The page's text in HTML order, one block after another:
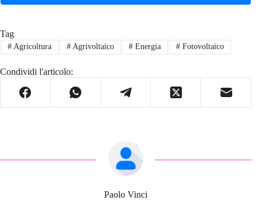
Tag
#Agricoltura #Agrivoltaico # Energia # Fotovoltaico
Condividi l'articolo:
Paolo Vinci